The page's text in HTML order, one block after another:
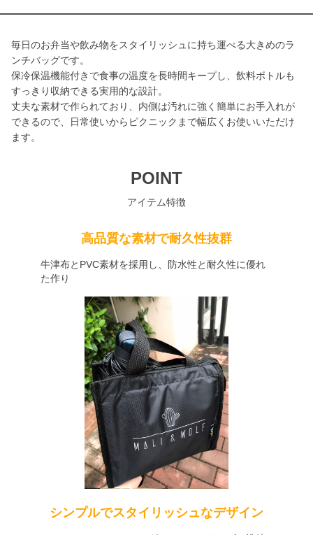
毎日のお弁当や飲み物をスタイリッシュに持ち運べる大きめのラ
ンチバッグです。
保冷保温機能付きで食事の温度を長時間キープし、飲料ボトルも
すっきり収納できる実用的な設計。
丈夫な素材で作られており、内側は汚れに強く簡単にお手入れが
できるので、日常使いからピクニックまで幅広くお使いいただけ
ます。
POINT
アイテム特徴
高品質な素材で耐久性抜群
牛津布とPVC素材を採用し、防水性と耐久性に優れ
た作り
シンプルでスタイリッシュなデザイン